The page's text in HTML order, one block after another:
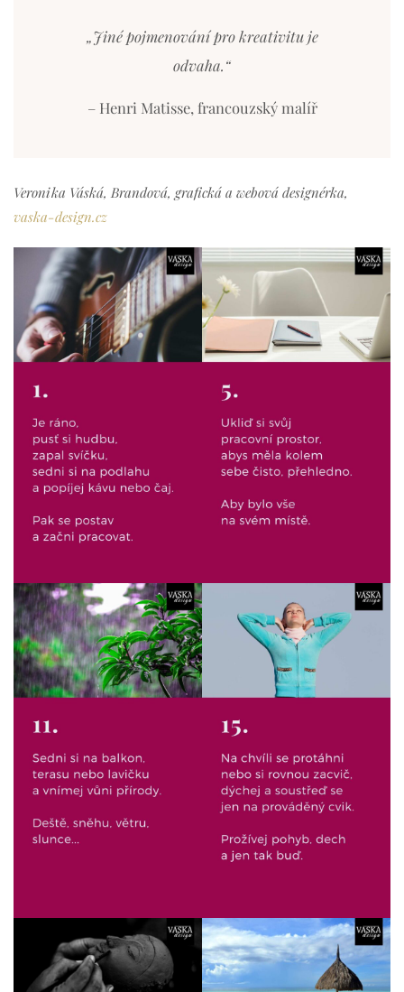
„Jiné pojmenování pro kreativitu je
odvaha.“
– Henri Matisse, francouzský malíř
Veronika Váská, Brandová, grafická a webová designérka,
vaska-design.cz